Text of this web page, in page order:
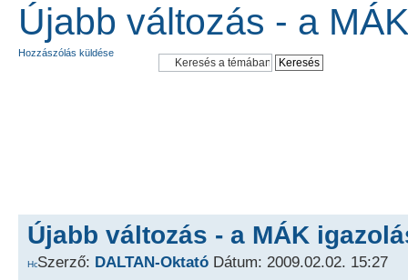
Újabb változás - a
Hozzászólás küldése
Újabb változás - a MÁK
Szerző: DALTAN-Oktató Dátum: 2009.02.02. 15:27